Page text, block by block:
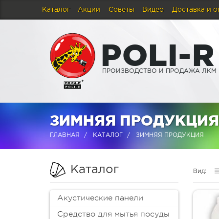
Каталог Акции Советы Видео Доставка и
POLI-R
ПРОИЗВОДСТВО И ПРОДАЖА ЛКМ
ЗИМНЯЯ
ГЛАВНАЯ КАТАЛОГ ЗИМНЯЯ ПРОДУКЦИЯ
Каталог
Акустические панели
Средство для мытья посуды
Вид: